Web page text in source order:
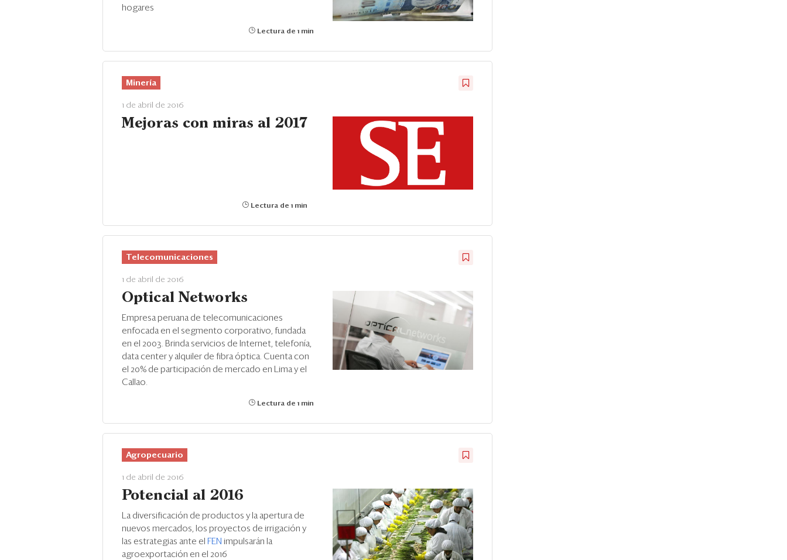
hogares
Lectura de 1 min
Minería
1 de abril de 2016
Mejoras con miras al 2017
Lectura de 1 min
Telecomunicaciones
1 de abril de 2016
Optical Networks
Empresa peruana de telecomunicaciones
enfocada en el segmento corporativo, fundada
en el 2003. Brinda servicios de Internet, telefonía,
data center y alquiler de fibra óptica. Cuenta con
el 20% de participación de mercado en Lima y el
Callao.
Lectura de 1 min
Agropecuario
1 de abril de 2016
Potencial al 2016
La diversificación de productos y la apertura de
nuevos mercados, los proyectos de irrigación y
las estrategias ante el FEN impulsarán la
agroexportación en el 2016